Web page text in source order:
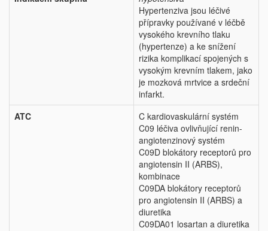
Hypertenziva jsou léčivé
přípravky používané v léčbě
vysokého krevního tlaku
(hypertenze) a ke snížení
rizika komplikací spojených s
vysokým krevním tlakem, jako
je mozková mrtvice a srdeční
infarkt.
ATC
C kardiovaskulární systém
C09 léčiva ovlivňující renin-
angiotenzinový systém
C09D blokátory receptorů pro
angiotensin II (ARBS),
kombinace
C09DA blokátory receptorů
pro angiotensin II (ARBS) a
diuretika
C09DA01 losartan a diuretika